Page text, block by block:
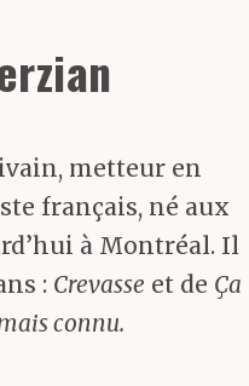
metteur en
français, né aux
à Montréal. Il
: Crevasse et de Ça
connu.